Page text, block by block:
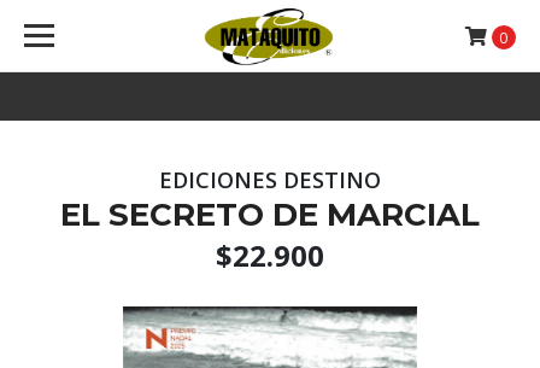
0
EDICIONES DESTINO
EL SECRETO DE MARCIAL
$22.900